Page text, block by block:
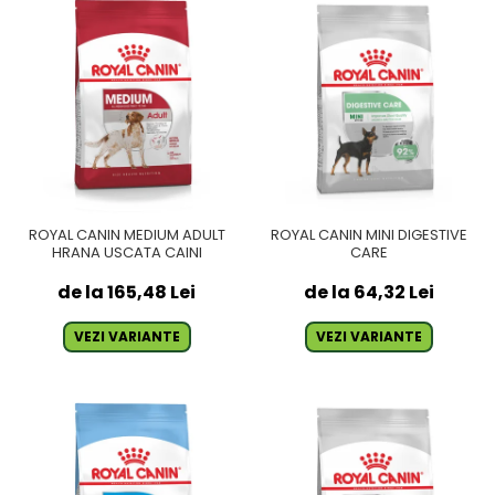
ROYAL CANIN MEDIUM ADULT
HRANA USCATA CAINI
de la 165,48 Lei
VEZI VARIANTE
ROYAL CANIN MINI DIGESTIVE
CARE
de la 64,32 Lei
VEZI VARIANTE